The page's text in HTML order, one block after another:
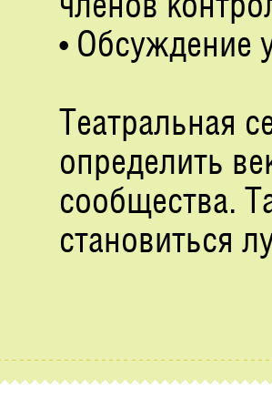
• Обсуждение
Театральная
определить
сообщества.
становиться